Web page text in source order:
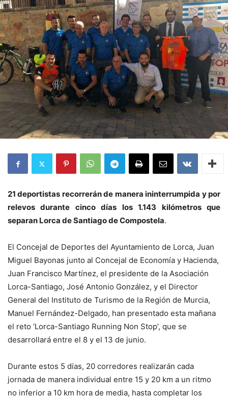
21 deportistas recorrerán de manera ininterrumpida y por
relevos durante cinco días los 1.143 kilómetros que
separan Lorca de Santiago de Compostela.
El Concejal de Deportes del Ayuntamiento de Lorca, Juan
Miguel Bayonas junto al Concejal de Economía y Hacienda,
Juan Francisco Martínez, el presidente de la Asociación
Lorca-Santiago, José Antonio González, y el Director
General del Instituto de Turismo de la Región de Murcia,
Manuel Fernández-Delgado, han presentado esta mañana
el reto ‘Lorca-Santiago Running Non Stop’, que se
desarrollará entre el 8 y el 13 de junio.
Durante estos 5 días, 20 corredores realizarán cada
jornada de manera individual entre 15 y 20 km a un ritmo
no inferior a 10 km hora de media, hasta completar los